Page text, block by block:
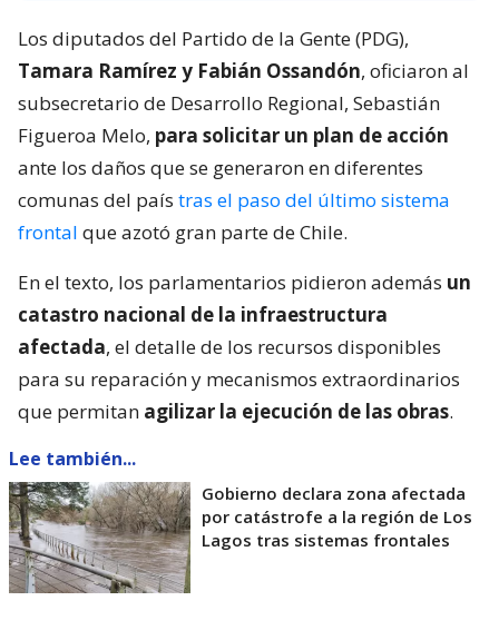
Los diputados del Partido de la Gente (PDG),
Tamara Ramírez y Fabián Ossandón, oficiaron al
subsecretario de Desarrollo Regional, Sebastián
Figueroa Melo, para solicitar un plan de acción
ante los daños que se generaron en diferentes
comunas del país tras el paso del último sistema
frontal que azotó gran parte de Chile.
En el texto, los parlamentarios pidieron además un
catastro nacional de la infraestructura
afectada, el detalle de los recursos disponibles
para su reparación y mecanismos extraordinarios
que permitan agilizar la ejecución de las obras.
Lee también...
Gobierno declara zona afectada
por catástrofe a la región de Los
Lagos tras sistemas frontales